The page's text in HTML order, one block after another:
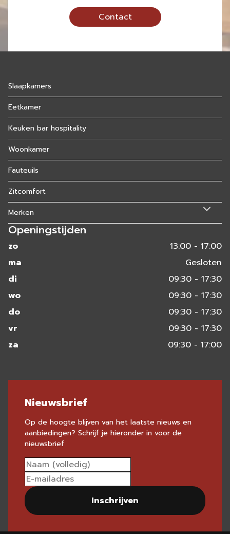
Contact
Slaapkamers
Eetkamer
Keuken bar hospitality
Woonkamer
Fauteuils
Zitcomfort
Merken
Openingstijden
zo
13:00 - 17:00
ma
Gesloten
di
09:30 - 17:30
wo
09:30 - 17:30
do
09:30 - 17:30
vr
09:30 - 17:30
za
09:30 - 17:00
Nieuwsbrief
Op de hoogte blijven van het laatste nieuws en
aanbiedingen? Schrijf je hieronder in voor de
nieuwsbrief
Inschrijven